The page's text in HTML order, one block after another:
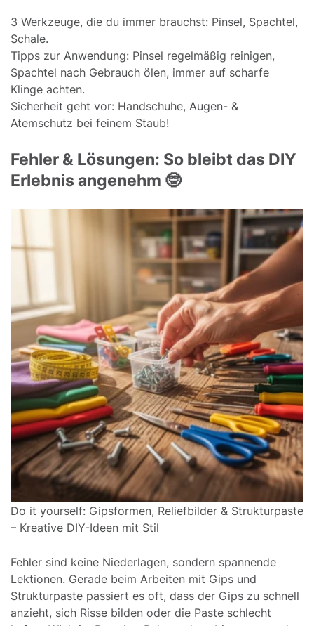
3 Werkzeuge, die du immer brauchst: Pinsel, Spachtel,
Schale.
Tipps zur Anwendung: Pinsel regelmäßig reinigen,
Spachtel nach Gebrauch ölen, immer auf scharfe
Klinge achten.
Sicherheit geht vor: Handschuhe, Augen- &
Atemschutz bei feinem Staub!
Fehler & Lösungen: So bleibt das DIY
Erlebnis angenehm 🤓
Do it yourself: Gipsformen, Reliefbilder & Strukturpaste
– Kreative DIY-Ideen mit Stil
Fehler sind keine Niederlagen, sondern spannende
Lektionen. Gerade beim Arbeiten mit Gips und
Strukturpaste passiert es oft, dass der Gips zu schnell
anzieht, sich Risse bilden oder die Paste schlecht